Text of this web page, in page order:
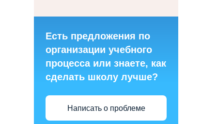
Есть предложения по
организации учебного
процесса или знаете, как
сделать школу лучше?
Написать о проблеме